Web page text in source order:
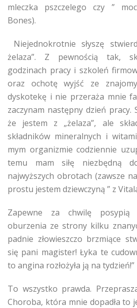
mleczka pszczelego czy ”
Bones).
Niejednokrotnie słyszę
żelaza”. Z pewnością tak,
godzinach pracy i szkoleń
oraz ochotę wyjść ze
dyskotekę i nie przeraża mnie
zaczynam następny dzień pracy.
że jestem z „żelaza”, ale
składników mineralnych i
mym organizmie codziennie
temu mam siłę niezbędną
najwyższych obrotach (zawsze
prostu jestem dziewczyną ” z
Zapewne za chwilę posypią
oburzenia ze strony kilku
padnie złowieszczo brzmiące
się pani magister! Łyka te
to angina rozłożyła ją na tydzień!”
To wszystko prawda.
Choroba, która mnie dopadła to